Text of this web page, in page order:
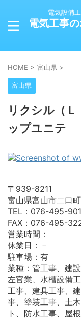
電気設備
電気工事
HOME > 富山県 >
富山県
リクシル（
ップユニテ
〒939-8211
富山県富山市二口
TEL：076-495-
FAX：076-495-
営業時間：
休業日：－
駐車場：有
業種：管工事、建
左官業、水槽設備
工事、建具工事、
事、塗装工事、土
ト、防水工事、屋